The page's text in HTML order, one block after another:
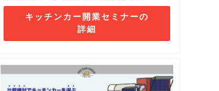
キッチンカー開業セミナーの
詳細